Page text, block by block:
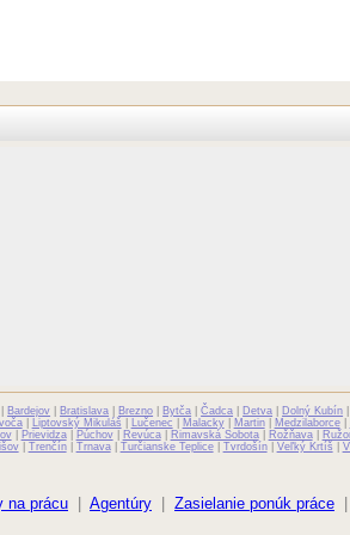
Bardejov Bratislava Brezno Bytča |Čadca Detva Dolný Kubín
| Liptovský Mikuláš Lučenec Malacky| Martin| Medzilaborce|
| Prievidza| Púchov| Revúca| Rimavská Sobota| Rožňava|
| Trenčín| Trnava| Turčianske Teplice| Tvrdošín| Veľký Krtíš
na prácu Agentúry Zasielanie ponúk práce